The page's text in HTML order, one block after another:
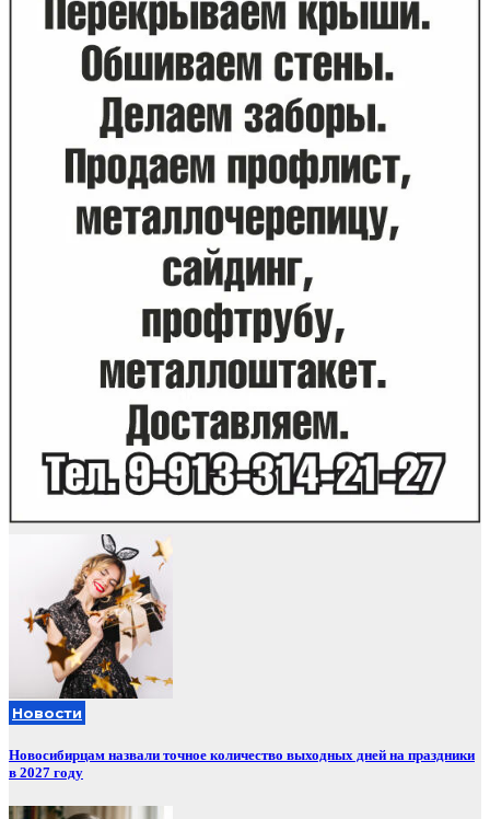
Новости
Новосибирцам назвали точное количество выходных дней на праздники
в 2027 году